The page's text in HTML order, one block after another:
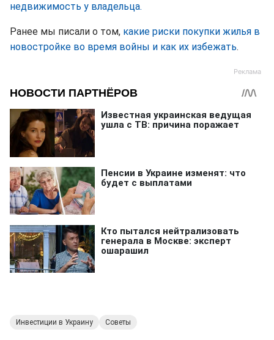
недвижимость у владельца.
Ранее мы писали о том, какие риски покупки жилья в
новостройке во время войны и как их избежать.
Инвестиции в Украину Советы